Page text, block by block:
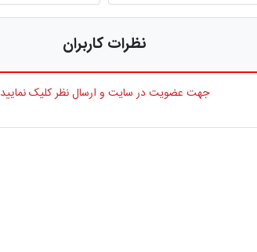
نظرات کاربران
جهت عضویت در سایت و ارسال نظر کلیک نمایید